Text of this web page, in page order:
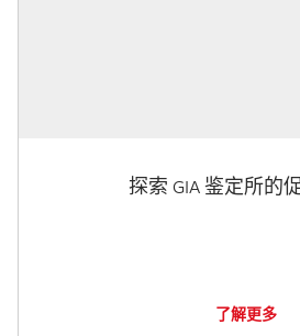
探索 GIA 鉴定所的
了解更多